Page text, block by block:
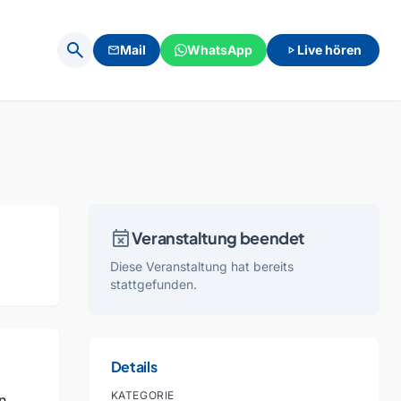
search mailMail WhatsApp play_arrow Live hören
event_busyVeranstaltung beendet
Diese Veranstaltung hat bereits
stattgefunden.
Details
KATEGORIE